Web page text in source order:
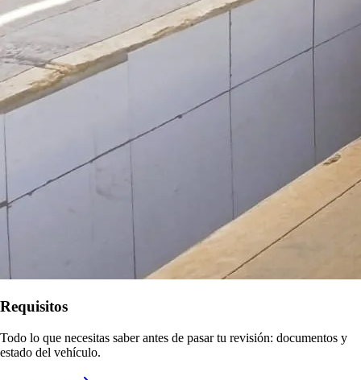
Requisitos
Todo lo que necesitas saber antes de pasar tu revisión: documentos y
estado del vehículo.